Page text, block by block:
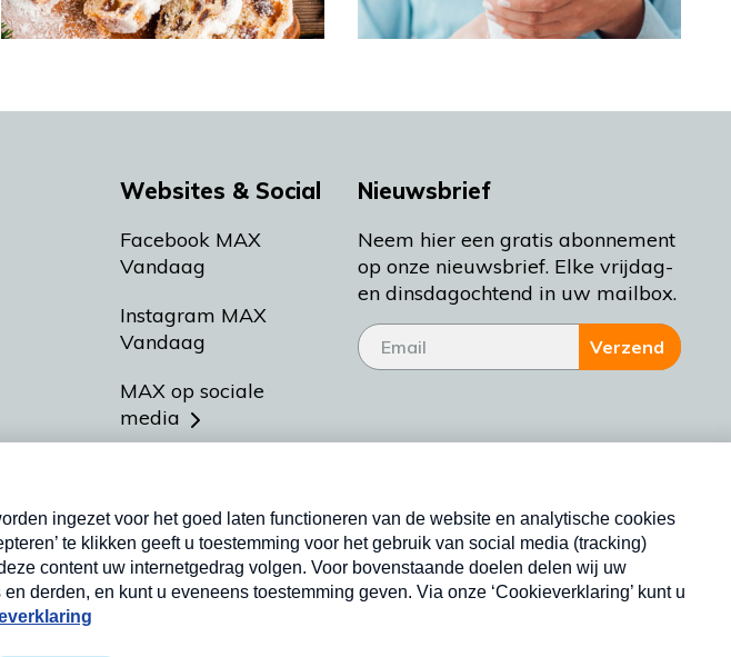
Websites & Social
Facebook MAX
Vandaag
Instagram MAX
Vandaag
MAX op sociale
media
Meldpunt Actueel
Heel Holland Bakt
Nieuwsbrief
Neem hier een gratis abonnement
op onze nieuwsbrief. Elke vrijdag-
en dinsdagochtend in uw mailbox.
Verzend
Nieuwsbrief
Neem hier een gratis abonnement op onze